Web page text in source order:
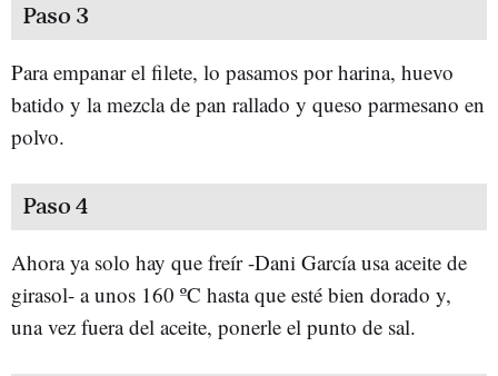
Paso 3
Para empanar el filete, lo pasamos por harina, huevo
batido y la mezcla de pan rallado y queso parmesano en
polvo.
Paso 4
Ahora ya solo hay que freír -Dani García usa aceite de
girasol- a unos 160 ºC hasta que esté bien dorado y,
una vez fuera del aceite, ponerle el punto de sal.